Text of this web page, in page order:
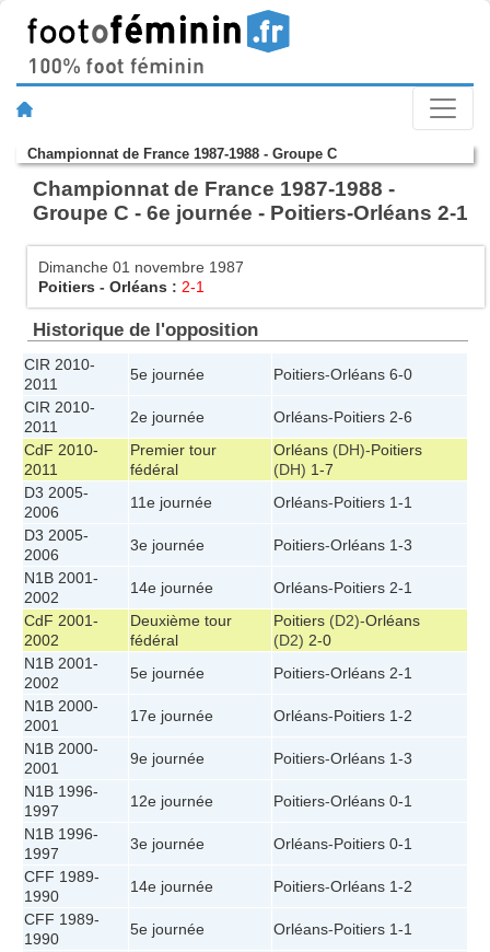
Championnat de France 1987-1988 - Groupe C
Championnat de France 1987-1988 -
Groupe C - 6e journée - Poitiers-Orléans 2-1
Dimanche 01 novembre 1987
Poitiers - Orléans : 2-1
Historique de l'opposition
CIR 2010-
2011
5e journée Poitiers-Orléans 6-0
CIR 2010-
2011
2e journée Orléans-Poitiers 2-6
CdF 2010-
2011
Premier tour
fédéral
Orléans (DH)-Poitiers
(DH) 1-7
D3 2005-
2006
11e journée Orléans-Poitiers 1-1
D3 2005-
2006
3e journée Poitiers-Orléans 1-3
N1B 2001-
2002
14e journée Orléans-Poitiers 2-1
CdF 2001-
2002
Deuxième tour
fédéral
Poitiers (D2)-Orléans
(D2) 2-0
N1B 2001-
2002
5e journée Poitiers-Orléans 2-1
N1B 2000-
2001
17e journée Orléans-Poitiers 1-2
N1B 2000-
2001
9e journée Poitiers-Orléans 1-3
N1B 1996-
1997
12e journée Poitiers-Orléans 0-1
N1B 1996-
1997
3e journée Orléans-Poitiers 0-1
CFF 1989-
1990
14e journée Poitiers-Orléans 1-2
CFF 1989-
1990
5e journée Orléans-Poitiers 1-1